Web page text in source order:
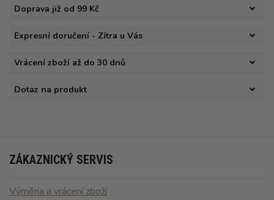
Doprava již od 99 Kč
Expresní doručení - Zítra u Vás
Vrácení zboží až do 30 dnů
Dotaz na produkt
ZÁKAZNICKÝ SERVIS
Výměna a vrácení zboží